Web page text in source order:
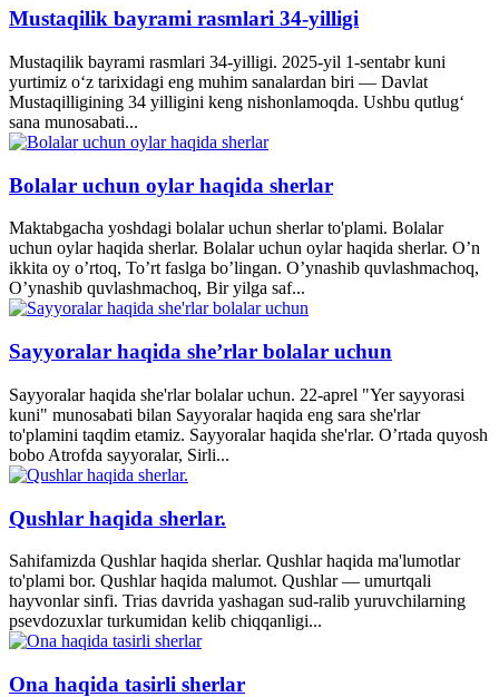
Mustaqilik bayrami rasmlari 34-yilligi
Mustaqilik bayrami rasmlari 34-yilligi. 2025-yil 1-sentabr kuni
yurtimiz o‘z tarixidagi eng muhim sanalardan biri — Davlat
Mustaqilligining 34 yilligini keng nishonlamoqda. Ushbu qutlug‘
sana munosabati...
Bolalar uchun oylar haqida sherlar
Maktabgacha yoshdagi bolalar uchun sherlar to'plami. Bolalar
uchun oylar haqida sherlar. Bolalar uchun oylar haqida sherlar. O’n
ikkita oy o’rtoq, To’rt faslga bo’lingan. O’ynashib quvlashmachoq,
O’ynashib quvlashmachoq, Bir yilga saf...
Sayyoralar haqida she’rlar bolalar uchun
Sayyoralar haqida she'rlar bolalar uchun. 22-aprel "Yer sayyorasi
kuni" munosabati bilan Sayyoralar haqida eng sara she'rlar
to'plamini taqdim etamiz. Sayyoralar haqida she'rlar. O’rtada quyosh
bobo Atrofda sayyoralar, Sirli...
Qushlar haqida sherlar.
Sahifamizda Qushlar haqida sherlar. Qushlar haqida ma'lumotlar
to'plami bor. Qushlar haqida malumot. Qushlar — umurtqali
hayvonlar sinfi. Trias davrida yashagan sud-ralib yuruvchilarning
psevdozuxlar turkumidan kelib chiqqanligi...
Ona haqida tasirli sherlar